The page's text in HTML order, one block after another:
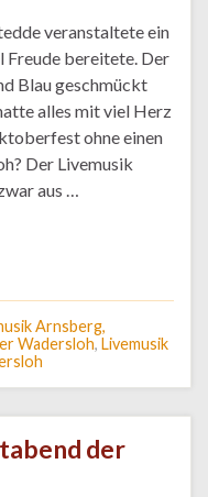
veranstaltete ein
Freude bereitete. Der
Blau geschmückt
alles mit viel Herz
ohne einen
Der Livemusik
aus …
Arnsberg,
Wadersloh, Livemusik
der